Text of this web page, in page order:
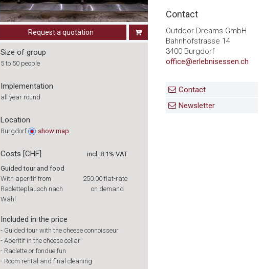
Request a quotation
Size of group
5 to 50 people
Implementation
all year round
Location
Burgdorf show map
Costs [CHF]
incl. 8.1% VAT
Guided tour and food
With aperitif from
250.00 flat-rate
Racletteplausch nach
Wahl
on demand
Included in the price
- Guided tour with the cheese connoisseur
- Aperitif in the cheese cellar
- Raclette or fondue fun
- Room rental and final cleaning
Contact
Outdoor Dreams GmbH
Bahnhofstrasse 14
3400 Burgdorf
office@erlebnisessen.ch
Contact
Newsletter